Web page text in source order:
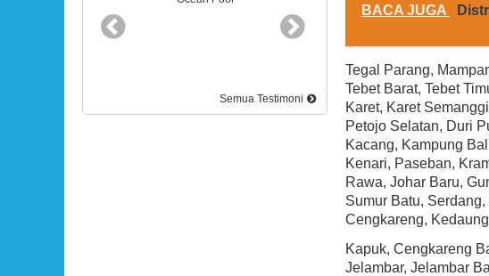
BACA JUGA
Tegal Parang,
Tebet Barat, Tebet
Karet, Karet
Petojo Selatan, Duri
Kacang, Kampung
Kenari, Paseban,
Rawa, Johar Baru,
Sumur Batu,
Cengkareng,
Kapuk, Cengkareng
Jelambar, Jelambar
Semua Testimoni